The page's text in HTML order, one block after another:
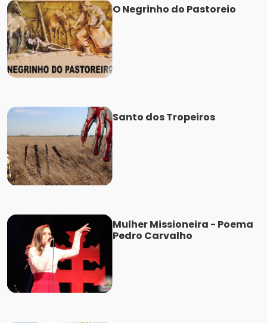
O Negrinho do Pastoreio
Santo dos Tropeiros
Mulher Missioneira - Poema
Pedro Carvalho